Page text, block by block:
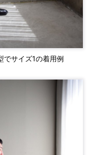
サイズ1の着用例